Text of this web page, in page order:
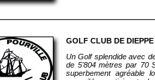
GOLF CLUB DE
Un Golf splendide avec
de 5'804 mètres par 70
superbement agréable